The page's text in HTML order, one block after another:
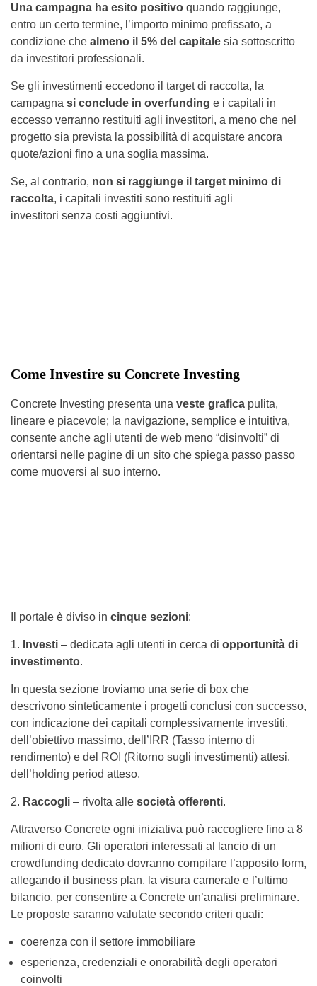
Una campagna ha esito positivo quando raggiunge,
entro un certo termine, l’importo minimo prefissato, a
condizione che almeno il 5% del capitale sia sottoscritto
da investitori professionali.
Se gli investimenti eccedono il target di raccolta, la
campagna si conclude in overfunding e i capitali in
eccesso verranno restituiti agli investitori, a meno che nel
progetto sia prevista la possibilità di acquistare ancora
quote/azioni fino a una soglia massima.
Se, al contrario, non si raggiunge il target minimo di
raccolta, i capitali investiti sono restituiti agli
investitori senza costi aggiuntivi.
Come Investire su Concrete Investing
Concrete Investing presenta una veste grafica pulita,
lineare e piacevole; la navigazione, semplice e intuitiva,
consente anche agli utenti de web meno “disinvolti” di
orientarsi nelle pagine di un sito che spiega passo passo
come muoversi al suo interno.
Il portale è diviso in cinque sezioni:
1. Investi – dedicata agli utenti in cerca di opportunità di
investimento.
In questa sezione troviamo una serie di box che
descrivono sinteticamente i progetti conclusi con successo,
con indicazione dei capitali complessivamente investiti,
dell’obiettivo massimo, dell’IRR (Tasso interno di
rendimento) e del ROI (Ritorno sugli investimenti) attesi,
dell’holding period atteso.
2. Raccogli – rivolta alle società offerenti.
Attraverso Concrete ogni iniziativa può raccogliere fino a 8
milioni di euro. Gli operatori interessati al lancio di un
crowdfunding dedicato dovranno compilare l’apposito form,
allegando il business plan, la visura camerale e l’ultimo
bilancio, per consentire a Concrete un’analisi preliminare.
Le proposte saranno valutate secondo criteri quali:
coerenza con il settore immobiliare
esperienza, credenziali e onorabilità degli operatori
coinvolti